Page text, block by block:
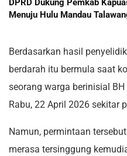
DPRD Dukung Pemkab
Menuju Hulu Mandau
Berdasarkan hasil
berdarah itu bermula saat
seorang warga berinisial
Rabu, 22 April 2026 sekitar
Namun, permintaan
merasa tersinggung